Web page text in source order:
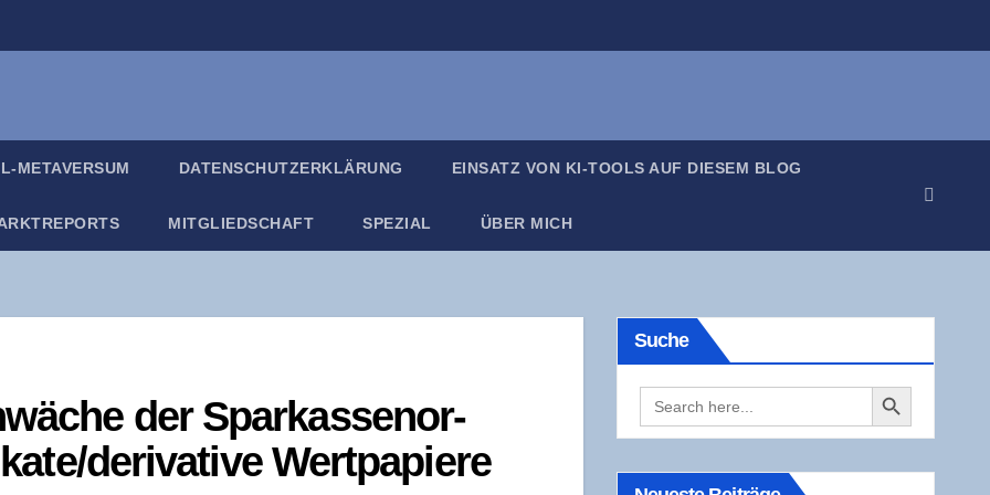
META­VER­SUM DATEN­SCHUTZ­ER­KLÄ­RUNG EIN­SATZ VON KI-TOOLS AUF DIE­SEM BLOG
MIT­GLIED­SCHAFT SPE­ZI­AL ÜBER MICH
der Spar­kas­sen­or­
​​derivative Wert­pa­pie­re
Suche
Search
for:
Search Button